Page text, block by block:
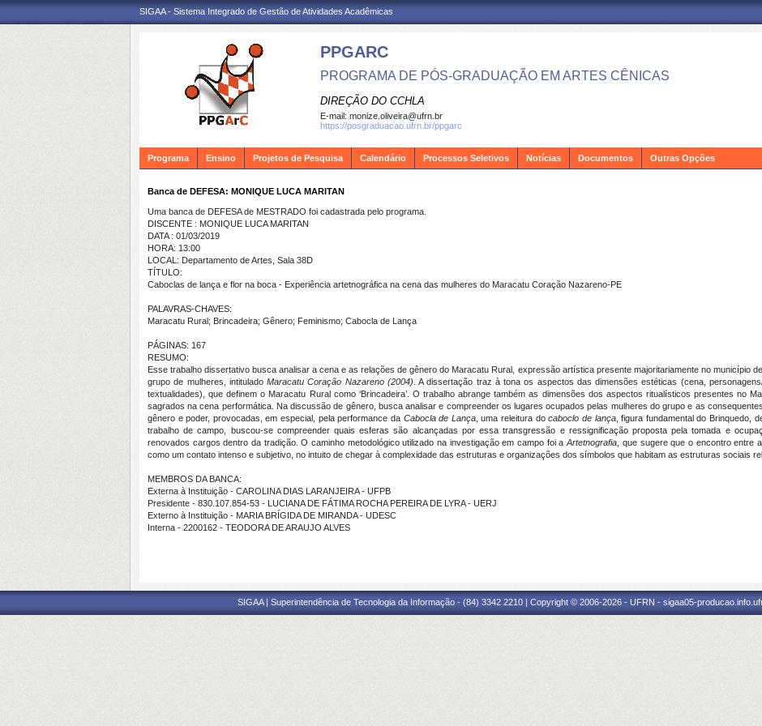
SIGAA - Sistema Integrado de Gestão de Atividades Acadêmicas
PPGARC
PROGRAMA DE PÓS-GRADUAÇÃO EM ARTES CÊNICAS
DIREÇÃO DO CCHLA
E-mail: monize.oliveira@ufrn.br
https://posgraduacao.ufrn.br/ppgarc
Programa Ensino Projetos de Pesquisa Calendário Processos Seletivos Notícias Documentos Outras Opções
Banca de DEFESA: MONIQUE LUCA MARITAN
Uma banca de DEFESA de MESTRADO foi cadastrada pelo programa.
DISCENTE : MONIQUE LUCA MARITAN
DATA : 01/03/2019
HORA: 13:00
LOCAL: Departamento de Artes, Sala 38D
TÍTULO:
Caboclas de lança e flor na boca - Experiência artetnográfica na cena das mulheres do Maracatu Coração Nazareno-PE
PALAVRAS-CHAVES:
Maracatu Rural; Brincadeira; Gênero; Feminismo; Cabocla de Lança
PÁGINAS: 167
RESUMO:
Esse trabalho dissertativo busca analisar a cena e as relações de gênero do Maracatu Rural, expressão artística presente majoritariamente no município
grupo de mulheres, intituladoMaracatu Coração Nazareno (2004) . A dissertação traz à tona os aspectos das dimensões estéticas (cena,
textualidades), que definem o Maracatu Rural como ‘Brincadeira’. O trabalho abrange também as dimensões dos aspectos ritualísticos presentes no
sagrados na cena performática. Na discussão de gênero, busca analisar e compreender os lugares ocupados pelas mulheres do grupo e as
gênero e poder, provocadas, em especial, pela performance da Cabocla de Lança, uma releitura docaboclo de lança, figura fundamental do Brinquedo,
trabalho de campo, buscou-se compreender quais esferas são alcançadas por essa transgressão e ressignificação proposta pela tomada e
renovados cargos dentro da tradição. O caminho metodológico utilizado na investigação em campo foi aArtetnografia que sugere que o encontro entre
como um contato intenso e subjetivo, no intuito de chegar à complexidade das estruturas e organizações dos símbolos que habitam as estruturas sociais
MEMBROS DA BANCA:
Externa à Instituição - CAROLINA DIAS LARANJEIRA - UFPB
Presidente - 830.107.854-53 - LUCIANA DE FÁTIMA ROCHA PEREIRA DE LYRA - UERJ
Externo à Instituição - MARIA BRÍGIDA DE MIRANDA - UDESC
Interna - 2200162 - TEODORA DE ARAUJO ALVES
SIGAA | Superintendência de Tecnologia da Informação - (84) 3342 2210 | Copyright © 2006-2026 - UFRN - sigaa05-